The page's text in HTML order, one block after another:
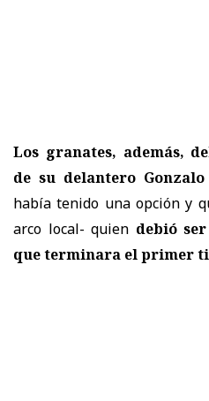
Los granates, además,
de su delantero
había tenido una opción y
arco local- quien debió
que terminara el primer